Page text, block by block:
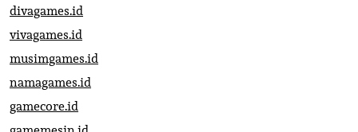
divagames.id
vivagames.id
musimgames.id
namagames.id
gamecore.id